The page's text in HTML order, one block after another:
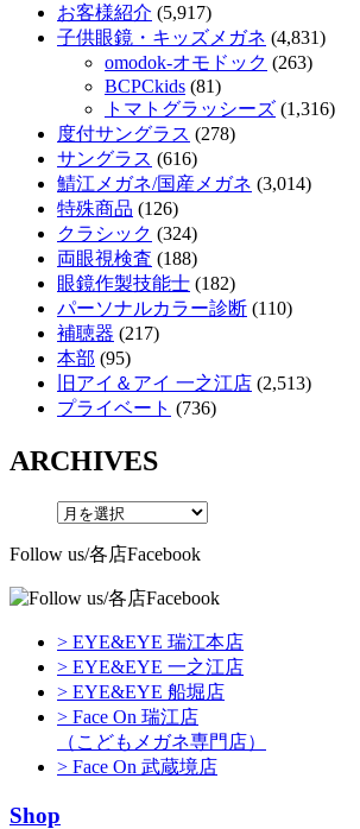
お客様紹介 (5,917)
子供眼鏡・キッズメガネ (4,831)
omodok-オモドック (263)
BCPCkids (81)
トマトグラッシーズ (1,316)
度付サングラス (278)
サングラス (616)
鯖江メガネ/国産メガネ (3,014)
特殊商品 (126)
クラシック (324)
両眼視検査 (188)
眼鏡作製技能士 (182)
パーソナルカラー診断 (110)
補聴器 (217)
本部 (95)
旧アイ＆アイ 一之江店 (2,513)
プライベート (736)
ARCHIVES
Follow us/各店Facebook
> EYE&EYE 瑞江本店
> EYE&EYE 一之江店
> EYE&EYE 船堀店
> Face On 瑞江店
（こどもメガネ専門店）
> Face On 武蔵境店
Shop